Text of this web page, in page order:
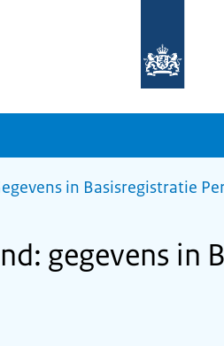
homepage
in Basisregistratie
gegevens in